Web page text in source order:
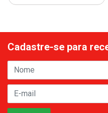
Cadastre-se para